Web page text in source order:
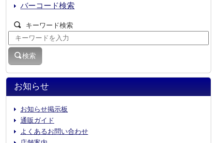
お知らせ
お知らせ掲示板
通販ガイド
よくあるお問い合わせ
バーコード検索
キーワード検索
検索